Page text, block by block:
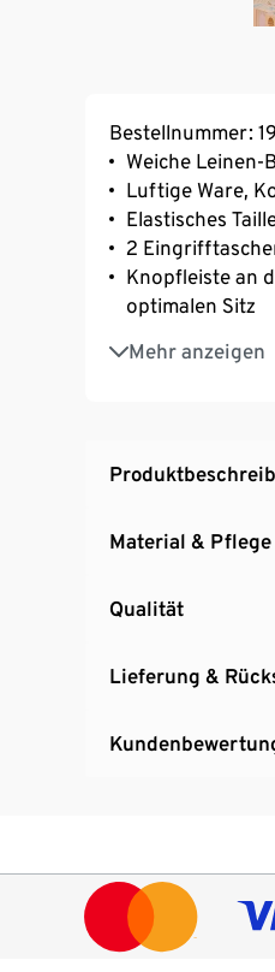
Bestellnummer:
Weiche
Luftige Ware,
Elastisches
2
Knopfleiste an
optimalen Sitz
Mehr anzeigen
Volants an den
Material & Pflege
Qualität
Lieferung &